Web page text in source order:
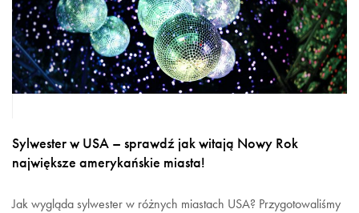
Sylwester w USA – sprawdź jak witają Nowy Rok
największe amerykańskie miasta!
Jak wygląda sylwester w różnych miastach USA? Przygotowaliśmy